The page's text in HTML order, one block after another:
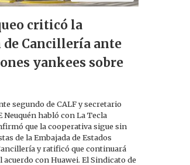
criticó la
Cancillería ante
yankees sobre
segundo de CALF y secretario
Neuquén habló con La Tecla
que la cooperativa sigue sin
de la Embajada de Estados
y ratificó que continuará
acuerdo con Huawei. El Sindicato de